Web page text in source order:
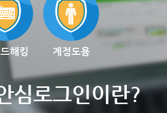
해킹 계정도용
심로그인이란?